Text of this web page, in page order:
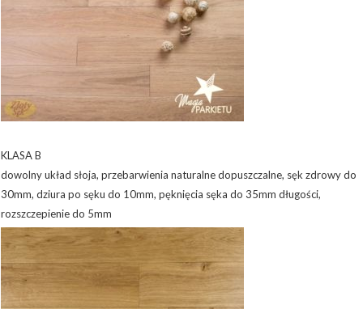
KLASA B
dowolny układ słoja, przebarwienia naturalne dopuszczalne, sęk zdrowy do
30mm, dziura po sęku do 10mm, pęknięcia sęka do 35mm długości,
rozszczepienie do 5mm